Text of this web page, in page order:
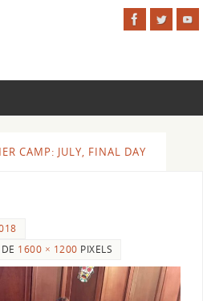
CAMP: JULY, FINAL DAY
1600 × 1200 PIXELS